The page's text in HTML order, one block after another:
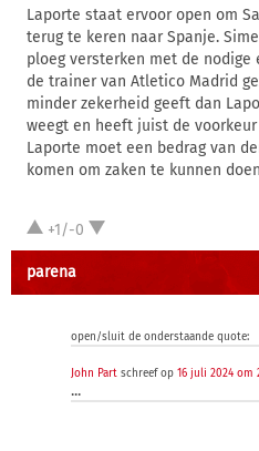
Laporte staat ervoor open om
terug te keren naar Spanje.
ploeg versterken met de nodige
de trainer van Atletico Madrid
minder zekerheid geeft dan
weegt en heeft juist de
Laporte moet een bedrag van
komen om zaken te kunnen
+1/-0
parena
open/sluit de onderstaande quote:
John Part schreef op 16 juli 2024 om
...